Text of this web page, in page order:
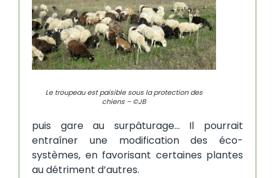
Le troupeau est paisible sous la protection des
chiens – ©JB
puis gare au surpâturage… Il pourrait
entraîner une modification des éco-
systèmes, en favorisant certaines plantes
au détriment d’autres.